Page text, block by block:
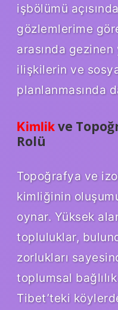
işbölümü
gözlemlerime
arasında
ilişkilerin ve
planlanmasında
Kimlik ve
Rolü
Topoğrafya ve
kimliğinin
oynar. Yüksek
topluluklar,
zorlukları
toplumsal
Tibet’teki